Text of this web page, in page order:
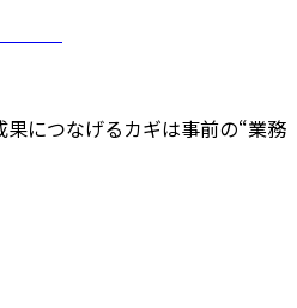
果につなげるカギは事前の“業務